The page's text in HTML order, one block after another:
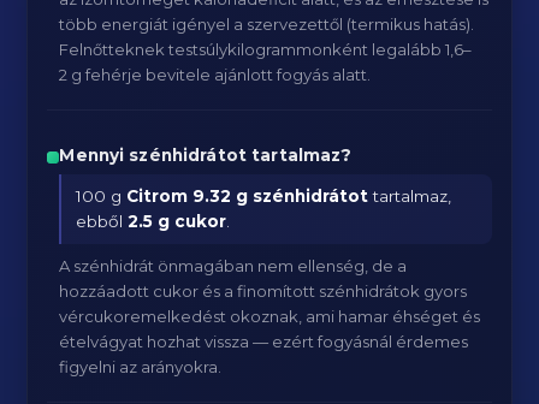
több energiát igényel a szervezettől (termikus hatás).
Felnőtteknek testsúlykilogrammonként legalább 1,6–
2 g fehérje bevitele ajánlott fogyás alatt.
Mennyi szénhidrátot tartalmaz?
100 g Citrom 9.32 g szénhidrátottartalmaz,
ebből2.5 g cukor
A szénhidrát önmagában nem ellenség, de a
hozzáadott cukor és a finomított szénhidrátok gyors
vércukoremelkedést okoznak, ami hamar éhséget és
ételvágyat hozhat vissza — ezért fogyásnál érdemes
figyelni az arányokra.